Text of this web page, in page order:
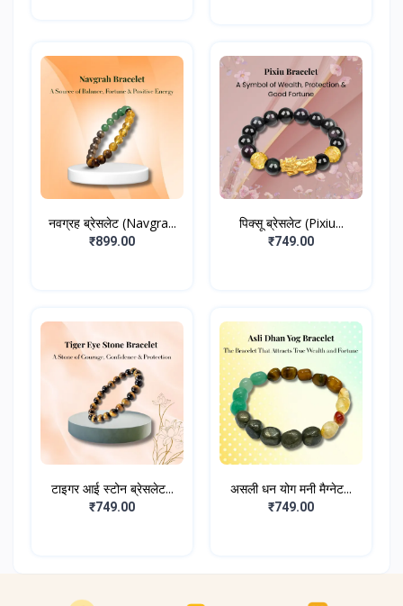
नवग्रह ब्रेसलेट (Navgra...
₹899.00
पिक्सू ब्रेसलेट (Pixiu...
₹749.00
टाइगर आई स्टोन ब्रेसलेट...
₹749.00
असली धन योग मनी मैग्नेट...
₹749.00